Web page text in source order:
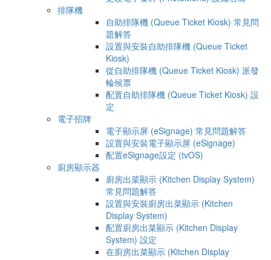
排隊機
自助排隊機 (Queue Ticket Kiosk) 常見問
題解答
設置與安裝自助排隊機 (Queue Ticket
Kiosk)
從自助排隊機 (Queue Ticket Kiosk) 派發
輪候票
配置自助排隊機 (Queue Ticket Kiosk) 設
定
電子招牌
電子顯示屏 (eSignage) 常見問題解答
設置與安裝電子顯示屏 (eSignage)
配置eSignage設定 (tvOS)
廚房顯示器
廚房出菜顯示 (Kitchen Display System)
常見問題解答
設置與安裝廚房出菜顯示 (Kitchen
Display System)
配置廚房出菜顯示 (Kitchen Display
System) 設定
在廚房出菜顯示 (Kitchen Display